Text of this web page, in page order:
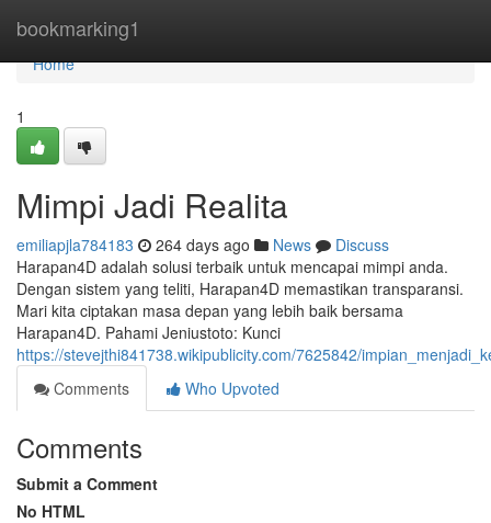
bookmarking1
Home
Home
1
Mimpi Jadi Realita
emiliapjla784183 264 days ago News
Discuss
Harapan4D adalah solusi terbaik untuk mencapai mimpi anda.
Dengan sistem yang teliti, Harapan4D memastikan transparansi.
Mari kita ciptakan masa depan yang lebih baik bersama
Harapan4D. Pahami Jeniustoto: Kunci
https://stevejthi841738.wikipublicity.com/7625842/
Comments
Who Upvoted
Comments
Submit a Comment
No HTML